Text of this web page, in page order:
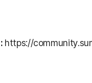
: https://